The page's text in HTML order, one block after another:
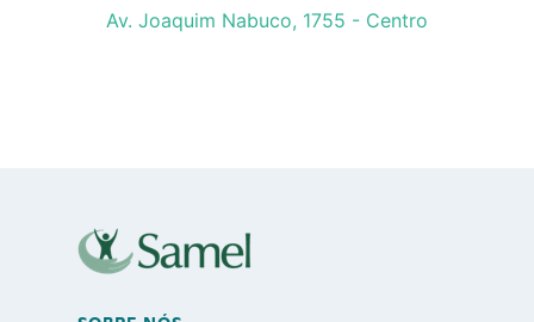
Av. Joaquim Nabuco, 1755 - Centro